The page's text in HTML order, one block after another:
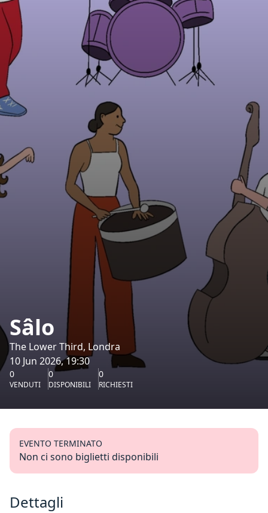
Sâlo
The Lower Third, Londra
10 Jun 2026, 19:30
0
VENDUTI
0
DISPONIBILI
0
RICHIESTI
EVENTO TERMINATO
Non ci sono biglietti disponibili
Dettagli